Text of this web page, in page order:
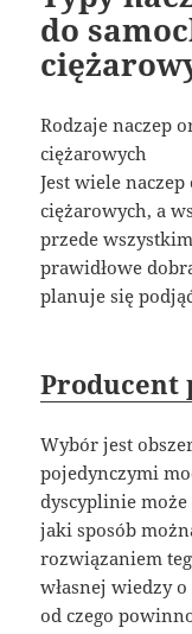
do
Rodzaje naczep
ciężarowych
Jest wiele
ciężarowych, a
przede
prawidłowe
planuje się
Producent
Wybór jest
pojedynczymi
dyscyplinie
jaki sposób
rozwiązaniem
własnej wiedzy
od czego